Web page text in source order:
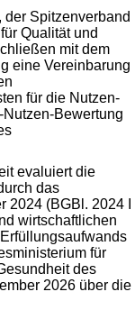
Spitzenverband
Qualität und
mit dem
eine Vereinbarung
für die Nutzen-
Bewertung
evaluiert die
das
2024 (BGBl. 2024 I
wirtschaftlichen
für
des
2026 über die